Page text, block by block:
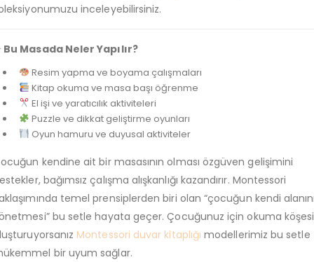
inceleyebilirsiniz.
Bu Masada Neler Yapılır?
Resim yapma ve boyama çalışmaları
Kitap okuma ve masa başı öğrenme
El işi ve yaratıcılık aktiviteleri
Puzzle ve dikkat geliştirme oyunları
Oyun hamuru ve duyusal aktiviteler
kendine ait bir masasının olması özgüven gelişimini
bağımsız çalışma alışkanlığı kazandırır. Montessori
temel prensiplerden biri olan “çocuğun kendi
bu setle hayata geçer. Çocuğunuz için okuma köşesi
Montessori duvar kitaplığı modellerimiz bu setle
bir uyum sağlar.